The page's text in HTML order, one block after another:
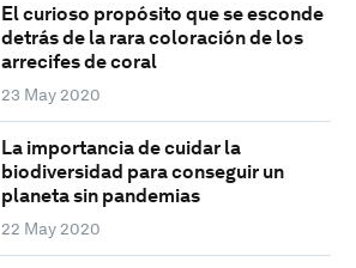
El curioso propósito que se esconde
detrás de la rara coloración de los
arrecifes de coral
23 May 2020
La importancia de cuidar la
biodiversidad para conseguir un
planeta sin pandemias
22 May 2020